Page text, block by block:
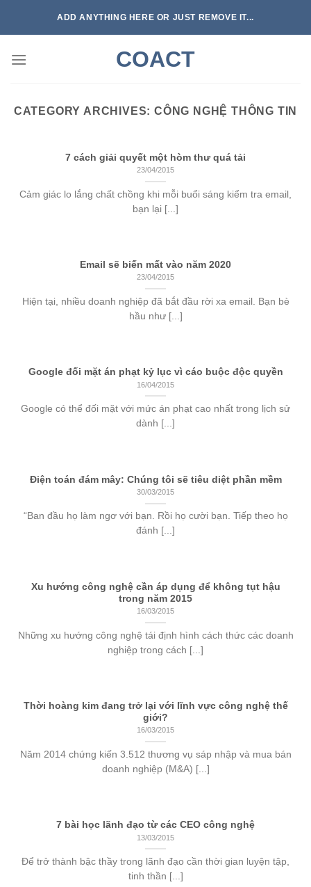
ADD ANYTHING HERE OR JUST REMOVE IT...
COACT
CATEGORY ARCHIVES: CÔNG NGHỆ THÔNG TIN
7 cách giải quyết một hòm thư quá tải
23/04/2015
Cảm giác lo lắng chất chồng khi mỗi buổi sáng kiểm tra email,
bạn lại [...]
Email sẽ biến mất vào năm 2020
23/04/2015
Hiện tại, nhiều doanh nghiệp đã bắt đầu rời xa email. Bạn bè
hầu như [...]
Google đối mặt án phạt kỷ lục vì cáo buộc độc quyền
16/04/2015
Google có thể đối mặt với mức án phạt cao nhất trong lịch sử
dành [...]
Điện toán đám mây: Chúng tôi sẽ tiêu diệt phần mềm
30/03/2015
“Ban đầu họ làm ngơ với bạn. Rồi họ cười bạn. Tiếp theo họ
đánh [...]
Xu hướng công nghệ cần áp dụng để không tụt hậu
trong năm 2015
16/03/2015
Những xu hướng công nghệ tái định hình cách thức các doanh
nghiệp trong cách [...]
Thời hoàng kim đang trở lại với lĩnh vực công nghệ thế
giới?
16/03/2015
Năm 2014 chứng kiến 3.512 thương vụ sáp nhập và mua bán
doanh nghiệp (M&A) [...]
7 bài học lãnh đạo từ các CEO công nghệ
13/03/2015
Để trở thành bậc thầy trong lãnh đạo cần thời gian luyện tập,
tinh thần [...]